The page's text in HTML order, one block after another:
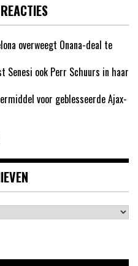
overweegt Onana-deal te
Senesi ook Perr Schuurs in haar
voor geblesseerde Ajax-